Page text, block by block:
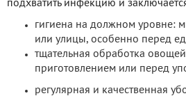
подхватить инфекцию и
гигиена на должном уровне:
или улицы, особенно перед
тщательная обработка
приготовлением или перед
регулярная и качественная